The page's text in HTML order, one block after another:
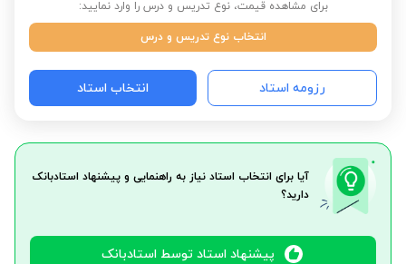
برای مشاهده قیمت، نوع تدریس و درس را وارد نمایید:
انتخاب نوع تدریس و درس
رزومه استاد انتخاب استاد
آیا برای انتخاب استاد نیاز به راهنمایی و پیشنهاد استادبانک
دارید؟
پیشنهاد استاد توسط استادبانک